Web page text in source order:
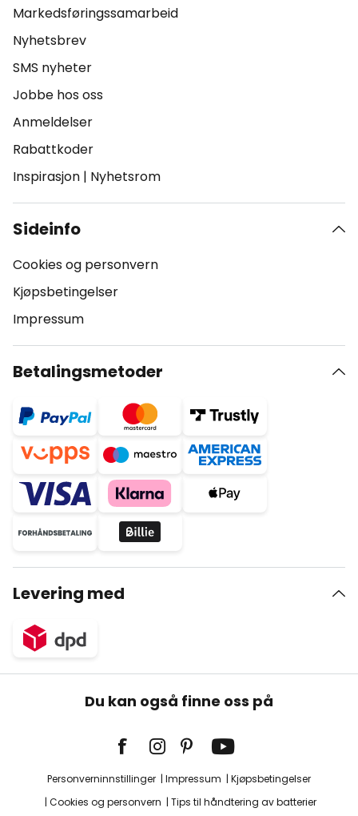
Markedsføringssamarbeid
Nyhetsbrev
SMS nyheter
Jobbe hos oss
Anmeldelser
Rabattkoder
Inspirasjon | Nyhetsrom
Sideinfo
Cookies og personvern
Kjøpsbetingelser
Impressum
Betalingsmetoder
Levering med
Du kan også finne oss på
Personverninnstillinger Impressum
Kjøpsbetingelser
Cookies og personvern
Tips til håndtering av batterier